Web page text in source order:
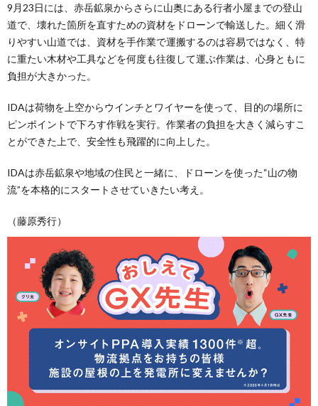
9月23日には、赤岳鉱泉からさらに山奥にある行者小屋までの登山
道で、壊れた箇所を直すための資材をドローンで輸送した。細く滑
りやすい山道では、資材を手作業で運搬するのは容易ではなく、特
に重たい木材や工具などを何度も往復して運ぶ作業は、心身ともに
負担が大きかった。
IDAは荷物を上空からウインチとワイヤーを使って、目的の場所に
ピンポイントで下ろす作戦を実行。作業者の負担を大きく減らすこ
とができた上で、安全性も飛躍的に向上した。
IDAは赤岳鉱泉や地域の住民と一緒に、ドローンを使った“山の物
流”を本格的にスタートさせていきたい考え。
（藤原秀行）